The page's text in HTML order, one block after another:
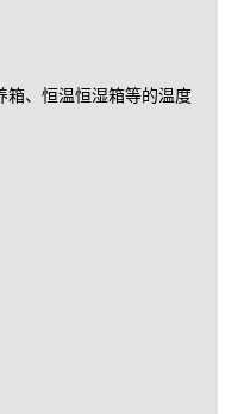
箱、恒温恒湿箱等的温度